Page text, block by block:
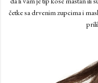
četke sa drvenim zupcima i